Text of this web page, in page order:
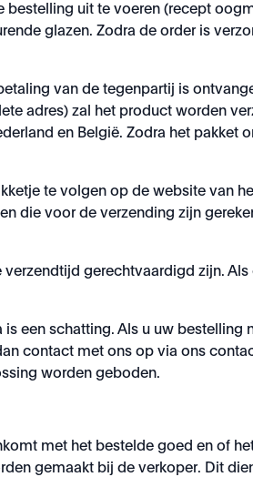
uit te voeren (recept
glazen. Zodra de order is
van de tegenpartij is
adres) zal het product worden
en België. Zodra het
te volgen op de website van
die voor de verzending zijn
gerechtvaardigd zijn.
een schatting. Als u uw
contact met ons op via ons
worden geboden.
met het bestelde goed en of
gemaakt bij de verkoper. Dit